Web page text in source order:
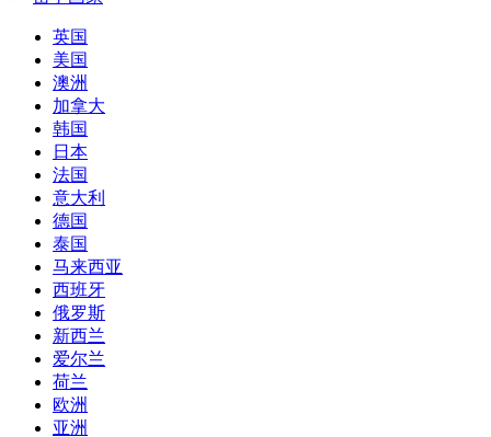
英国
美国
澳洲
加拿大
韩国
日本
法国
意大利
德国
泰国
马来西亚
西班牙
俄罗斯
新西兰
爱尔兰
荷兰
欧洲
亚洲